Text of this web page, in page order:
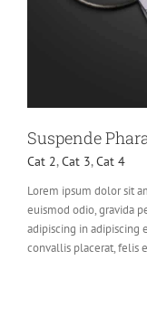
Suspende
Cat 2,Cat 3,Cat 4
Lorem ipsum dolor sit
euismod odio, gravida
adipiscing in adipiscing
convallis placerat, felis